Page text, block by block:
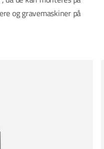
og gravemaskiner på